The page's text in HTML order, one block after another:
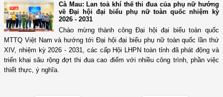
Cà Mau: Lan toả khí thế thi đua của phụ nữ hướng
về Đại hội đại biểu phụ nữ toàn quốc nhiệm kỳ
2026 - 2031
Chào mừng thành công Đại hội đại biểu toàn quốc
MTTQ Việt Nam và hướng tới Đại hội đại biểu phụ nữ toàn quốc lần thứ
XIV, nhiệm kỳ 2026 - 2031, các cấp Hội LHPN toàn tỉnh đã phát động và
triển khai sâu rộng đợt thi đua cao điểm với nhiều công trình, phần việc
thiết thực, ý nghĩa.